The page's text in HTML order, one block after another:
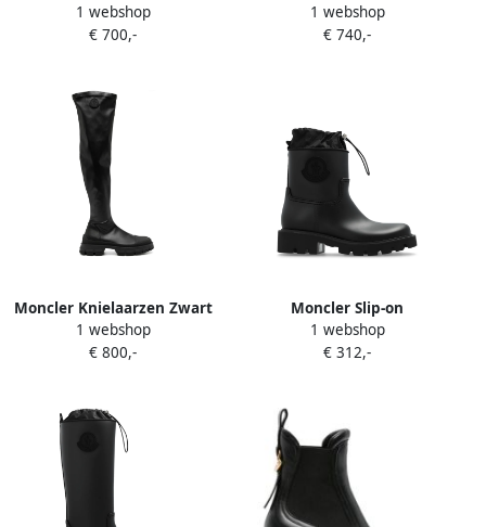
laarzen Zwart
1 webshop
€ 700,-
Zwart
1 webshop
€ 740,-
Moncler Knielaarzen Zwart
1 webshop
€ 800,-
Moncler Slip-on
enkellaarzen met chunky
zool Zwart
1 webshop
€ 312,-